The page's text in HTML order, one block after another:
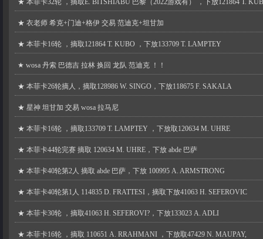
★ 本菲卡32轮 ，摘取E. BITSHIABU 巴黎（2022游戏有） ，下放121864 T.
★ 衣老师 希克+门迪+格伊 交易 范迪克+坦甘加
★ 本菲卡16轮 ，摘取121864 T. KUBO ，下放133709 T. LAMPTEY
★ wosa 丹索 巴德吉 拉林 换回 龙队 范迪克 ！！
★ 本菲卡26轮摘人，摘取128986 W. SINGO，下放118675 F. SAKALA
★ 星神 坦甘加 交易 wosa 拉马尼
★ 本菲卡16轮 ，摘取133709 T. LAMPTEY ，下放取120634 M. UHRE
★ 本菲卡44轮完赛 摘取 120634 M. UHRE，下放 abde 巴萨
★ 本菲卡40轮第2人 摘取 abde 巴萨，下放 100995 A. ARMSTRONG
★ 本菲卡40轮第1人 114835 D. FRATTESI，摘取下放41063 H. SEFEROVIC
★ 本菲卡30轮 ，摘取41063 H. SEFEROVI?，下放133023 A. ADLI
★ 本菲卡16轮 ，摘取 110651 A. RRAHMANI ，下放取47429 N. MAUPAY,